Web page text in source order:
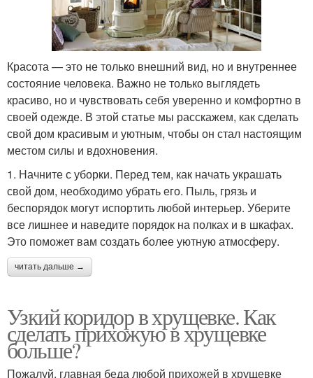
Красота — это не только внешний вид, но и внутреннее
состояние человека. Важно не только выглядеть
красиво, но и чувствовать себя уверенно и комфортно в
своей одежде. В этой статье мы расскажем, как сделать
свой дом красивым и уютным, чтобы он стал настоящим
местом силы и вдохновения.
1. Начните с уборки. Перед тем, как начать украшать
свой дом, необходимо убрать его. Пыль, грязь и
беспорядок могут испортить любой интерьер. Уберите
все лишнее и наведите порядок на полках и в шкафах.
Это поможет вам создать более уютную атмосферу.
читать дальше →
Узкий коридор в хрущевке. Как
сделать прихожую в хрущевке
больше?
Пожалуй, главная беда любой прихожей в хрущевке